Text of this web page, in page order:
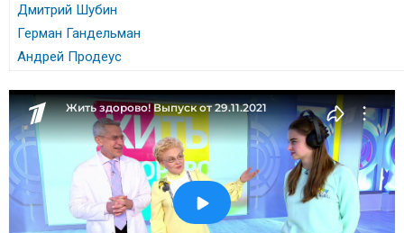
Дмитрий Шубин
Герман Гандельман
Андрей Продеус